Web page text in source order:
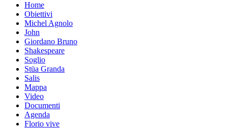
Home
Obiettivi
Michel Agnolo
John
Giordano Bruno
Shakespeare
Soglio
Stüa Granda
Salis
Mappa
Video
Documenti
Agenda
Florio vive